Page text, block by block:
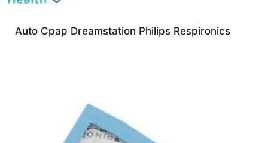
Auto Cpap Dreamstation Philips Respironics